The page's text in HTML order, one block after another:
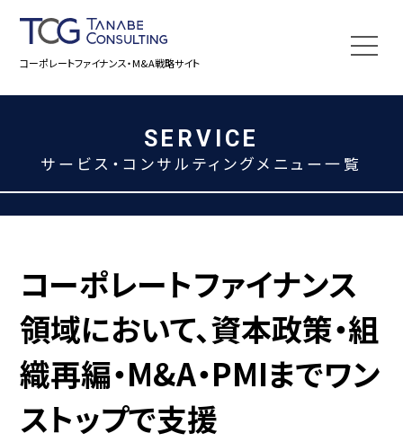
コーポレートファイナンス・M&A戦略サイト
SERVICE
サービス・コンサルティングメニュー一覧
コーポレートファイナンス
領域において、資本政策・組
織再編・M&A・PMIまでワン
ストップで支援